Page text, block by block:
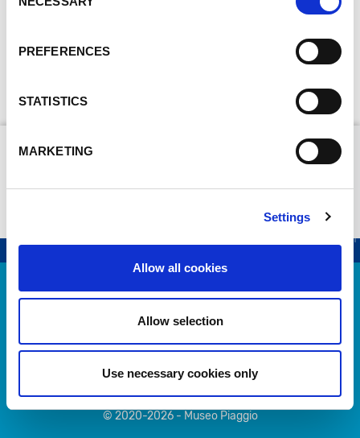
Selection
PREFERENCES
STATISTICS
MARKETING
Settings
Allow all cookies
Allow selection
Use necessary cookies only
98 (MP6)
FRENI
© 2020-2026 - Museo Piaggio